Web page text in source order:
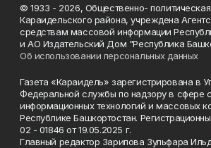
© 1933 - 2026, Общественно- политическая
Караидельского района, учреждена
средствам массовой информации
и АО Издательский Дом "Республика
Об использовании персональных данных
Газета «Караидель» зарегистрирована в
Федеральной службы по надзору в сфере
информационных технологий и массовых
Республике Башкортостан.
02 - 01846 от 19.05.2025 г.
Главный редактор Зарипова Зульфара